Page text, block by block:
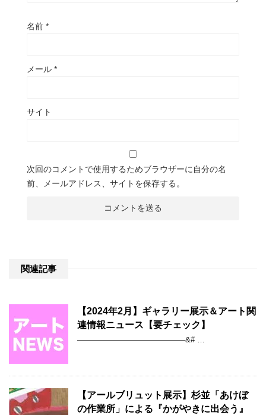
名前 *
メール *
サイト
次回のコメントで使用するためブラウザーに自分の名
前、メールアドレス、サイトを保存する。
関連記事
【2024年2月】ギャラリー展示＆アート関
連情報ニュース【要チェック】
——————————————&# …
【アールブリュット展示】杉並「あけぼ
の作業所」による『かがやきに出会う』